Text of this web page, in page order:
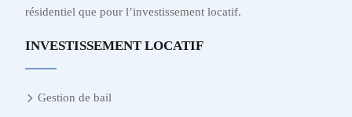
résidentiel que pour l’investissement locatif.
INVESTISSEMENT LOCATIF
Gestion de bail